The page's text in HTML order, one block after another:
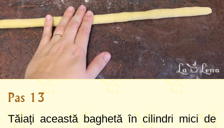
Pas 13
Tăiați această baghetă în cilindri mici de